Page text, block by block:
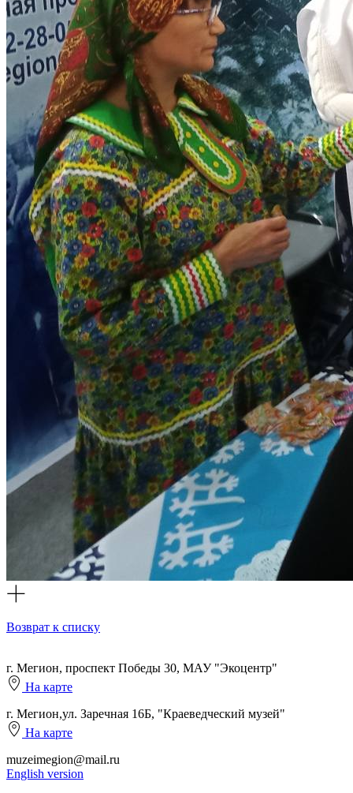
Возврат к списку
г. Мегион, проспект Победы 30, МАУ "Экоцентр"
На карте
г. Мегион,ул. Заречная 16Б, "Краеведческий музей"
На карте
muzeimegion@mail.ru
English version